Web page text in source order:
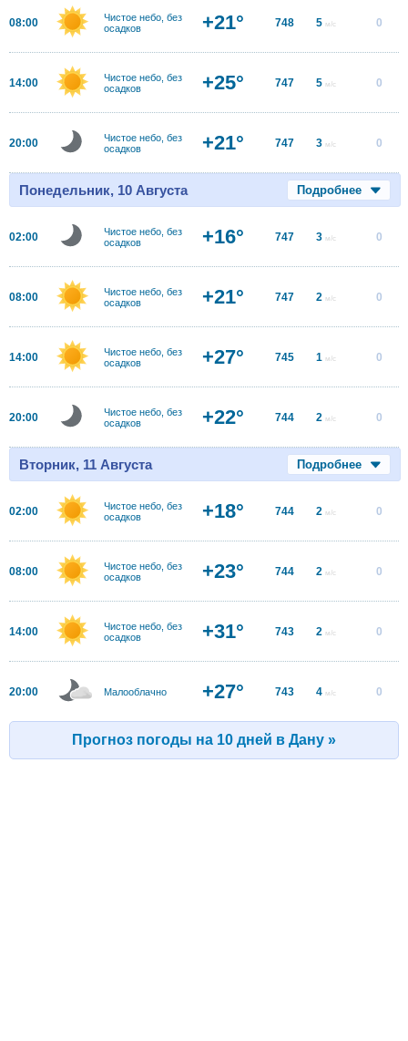
08:00
Чистое небо, без
осадков
+21° 748 5 м/с 0
14:00
Чистое небо, без
осадков
+25° 747 5 м/с 0
20:00
Чистое небо, без
осадков
+21° 747 3 м/с 0
Понедельник, 10 Августа Подробнее
02:00
Чистое небо, без
осадков
+16° 747 3 м/с 0
08:00
Чистое небо, без
осадков
+21° 747 2 м/с 0
14:00
Чистое небо, без
осадков
+27° 745 1 м/с 0
20:00
Чистое небо, без
осадков
+22° 744 2 м/с 0
Вторник, 11 Августа Подробнее
02:00
Чистое небо, без
осадков
+18° 744 2 м/с 0
08:00
Чистое небо, без
осадков
+23° 744 2 м/с 0
14:00
Чистое небо, без
осадков
+31° 743 2 м/с 0
20:00 Малооблачно +27° 743 4 м/с 0
Прогноз погоды на 10 дней в Дану »